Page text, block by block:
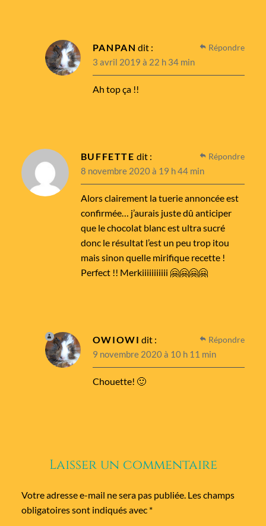
PANPAN dit :
3 avril 2019 à 22 h 34 min
Ah top ça !!
Répondre
BUFFETTE dit :
8 novembre 2020 à 19 h 44 min
Alors clairement la tuerie annoncée est
confirmée… j’aurais juste dû anticiper
que le chocolat blanc est ultra sucré
donc le résultat l’est un peu trop itou
mais sinon quelle mirifique recette !
Perfect !! Merkiiiiiiiiiii 🤗🤗🤗🤗
Répondre
OWIOWI dit :
9 novembre 2020 à 10 h 11 min
Chouette! 🙂
Répondre
Laisser un commentaire
Votre adresse e-mail ne sera pas publiée. Les champs
obligatoires sont indiqués avec *